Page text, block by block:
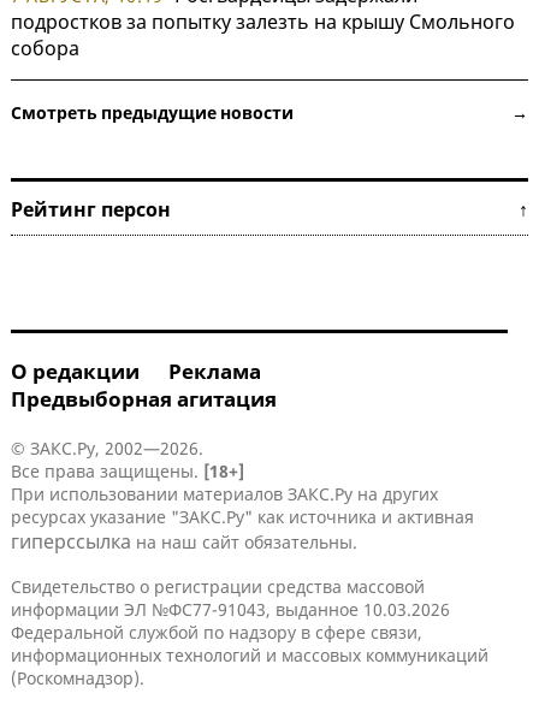
подростков за попытку залезть на крышу Смольного
собора
Смотреть предыдущие новости →
Рейтинг персон ↑
О редакции
Реклама
Предвыборная агитация
© ЗАКС.Ру, 2002—2026.
Все права защищены. [18+]
При использовании материалов ЗАКС.Ру на других
ресурсах указание "ЗАКС.Ру" как источника и активная
гиперссылка на наш сайт обязательны.
Свидетельство о регистрации средства массовой
информации ЭЛ №ФС77-91043, выданное 10.03.2026
Федеральной службой по надзору в сфере связи,
информационных технологий и массовых коммуникаций
(Роскомнадзор).